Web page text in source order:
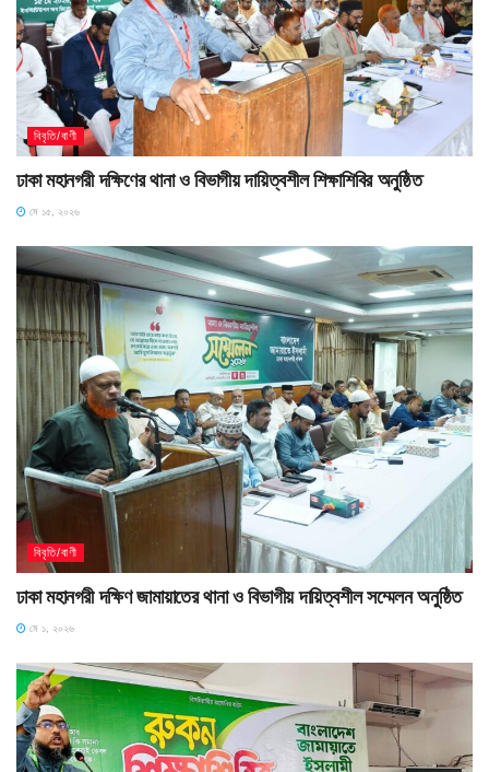
বিবৃতি/বাণী
ঢাকা মহানগরী দক্ষিণের থানা ও বিভাগীয় দায়িত্বশীল শিক্ষাশিবির অনুষ্ঠিত
মে ১৫, ২০২৬
বিবৃতি/বাণী
ঢাকা মহানগরী দক্ষিণ জামায়াতের থানা ও বিভাগীয় দায়িত্বশীল সম্মেলন অনুষ্ঠিত
মে ১, ২০২৬